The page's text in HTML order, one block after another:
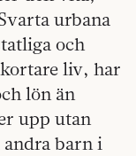
urbana
och
liv, har
lön än
upp utan
barn i